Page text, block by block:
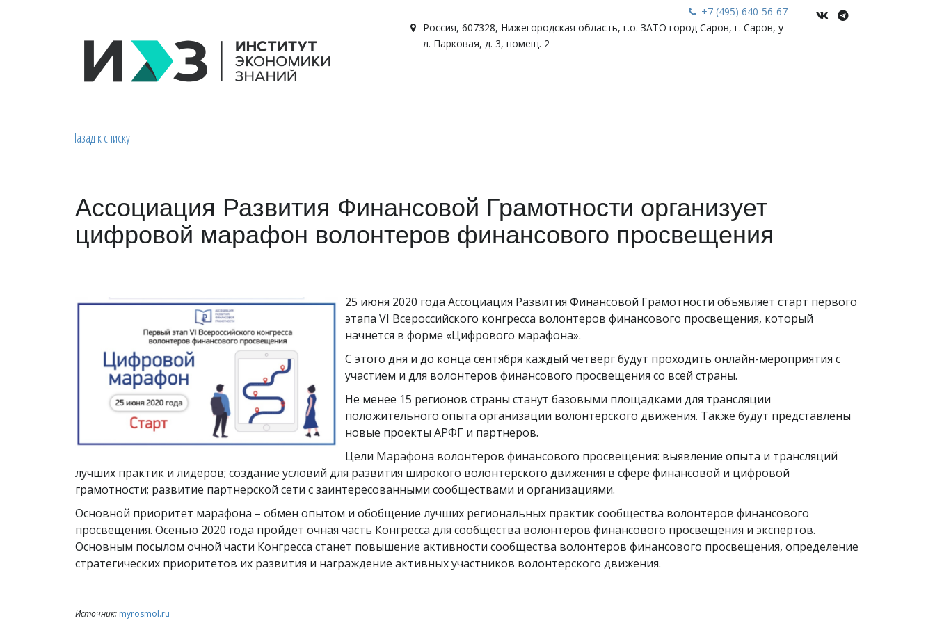
+7 (495) 640-56-67
Россия, 607328, Нижегородская область, г.о. ЗАТО город Саров, г. Саров, у
л. Парковая, д. 3, помещ. 2
Назад к списку
Ассоциация Развития Финансовой Грамотности организует
цифровой марафон волонтеров финансового просвещения
25 июня 2020 года Ассоциация Развития Финансовой Грамотности объявляет старт первого
этапа VI Всероссийского конгресса волонтеров финансового просвещения, который
начнется в форме «Цифрового марафона».
С этого дня и до конца сентября каждый четверг будут проходить онлайн-мероприятия с
участием и для волонтеров финансового просвещения со всей страны.
Не менее 15 регионов страны станут базовыми площадками для трансляции
положительного опыта организации волонтерского движения. Также будут представлены
новые проекты АРФГ и партнеров.
Цели Марафона волонтеров финансового просвещения: выявление опыта и трансляций
лучших практик и лидеров; создание условий для развития широкого волонтерского движения в сфере финансовой и цифровой
грамотности; развитие партнерской сети с заинтересованными сообществами и организациями.
Основной приоритет марафона – обмен опытом и обобщение лучших региональных практик сообщества волонтеров финансового
просвещения. Осенью 2020 года пройдет очная часть Конгресса для сообщества волонтеров финансового просвещения и экспертов.
Основным посылом очной части Конгресса станет повышение активности сообщества волонтеров финансового просвещения, определение
стратегических приоритетов их развития и награждение активных участников волонтерского движения.
Источник: myrosmol.ru